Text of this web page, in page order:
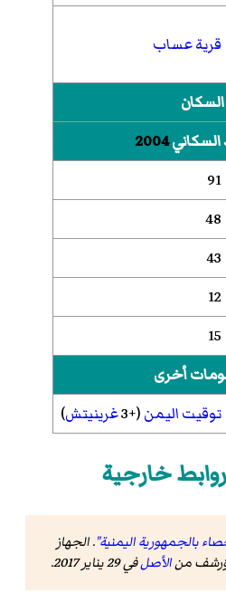
قرية عساب
السكان
السكاني2004
91
48
43
12
15
أخرى
توقيت اليمن(+3 غرينيتش)
خارجية
بالجمهورية اليمنية". الجهاز
منالأصلفي 29 يناير 2017 .